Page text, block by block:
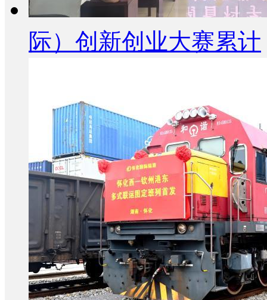
际）创新创业大赛累计